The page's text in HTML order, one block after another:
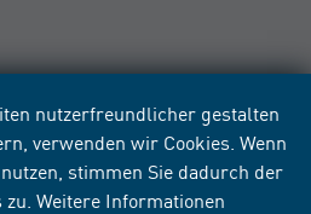
nutzerfreundlicher gestalten
verwenden wir Cookies. Wenn
stimmen Sie dadurch der
Weitere Informationen